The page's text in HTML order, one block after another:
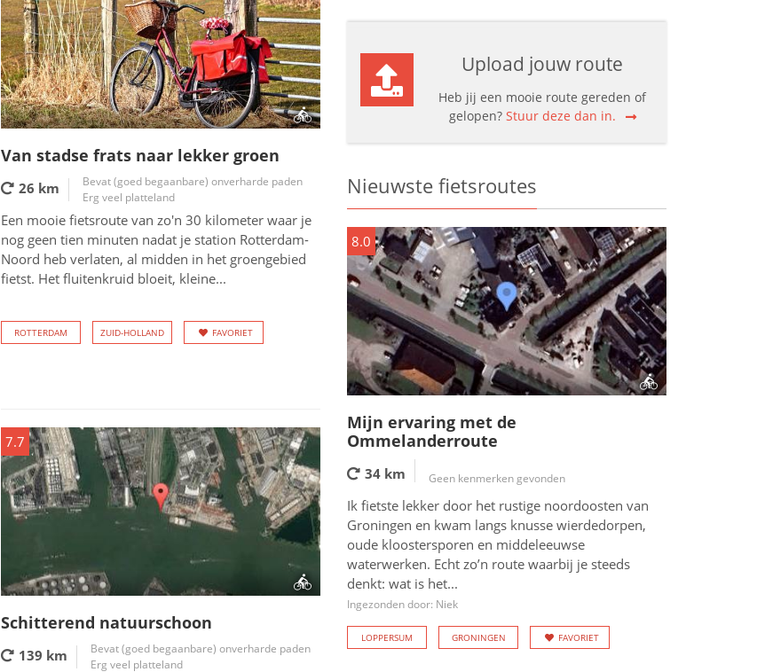
Van stadse frats naar lekker groen
26 km
Bevat (goed begaanbare) onverharde paden
Erg veel platteland
Een mooie fietsroute van zo'n 30 kilometer waar je
nog geen tien minuten nadat je station Rotterdam-
Noord heb verlaten, al midden in het groengebied
fietst. Het fluitenkruid bloeit, kleine...
ROTTERDAM ZUID-HOLLAND FAVORIET
7.7
Schitterend natuurschoon
139 km
Bevat (goed begaanbare) onverharde paden
Erg veel platteland
Upload jouw route
Heb jij een mooie route gereden of
gelopen? Stuur deze dan in.
Nieuwste fietsroutes
8.0
Mijn ervaring met de
Ommelanderroute
34 km Geen kenmerken gevonden
Ik fietste lekker door het rustige noordoosten van
Groningen en kwam langs knusse wierdedorpen,
oude kloostersporen en middeleeuwse
waterwerken. Echt zo’n route waarbij je steeds
denkt: wat is het...
Ingezonden door: Niek
LOPPERSUM GRONINGEN FAVORIET